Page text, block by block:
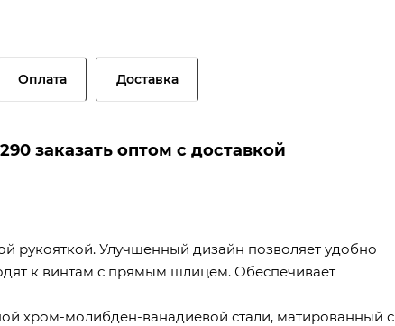
Оплата Доставка
заказать оптом с доставкой
рукояткой. Улучшенный дизайн позволяет удобно
к винтам с прямым шлицем. Обеспечивает
хром-молибден-ванадиевой стали, матированный с